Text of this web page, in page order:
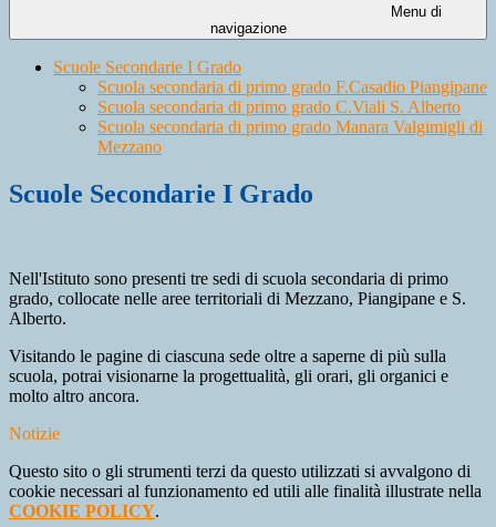
Menu di
navigazione
Scuole Secondarie I Grado
Scuola secondaria di primo grado F.Casadio Piangipane
Scuola secondaria di primo grado C.Viali S. Alberto
Scuola secondaria di primo grado Manara Valgimigli di
Mezzano
Scuole Secondarie I Grado
Nell'Istituto sono presenti tre sedi di scuola secondaria di primo
grado, collocate nelle aree territoriali di Mezzano, Piangipane e S.
Alberto.
Visitando le pagine di ciascuna sede oltre a saperne di più sulla
scuola, potrai visionarne la progettualità, gli orari, gli organici e
molto altro ancora.
Notizie
Questo sito o gli strumenti terzi da questo utilizzati si avvalgono di
cookie necessari al funzionamento ed utili alle finalità illustrate nella
COOKIE POLICY.